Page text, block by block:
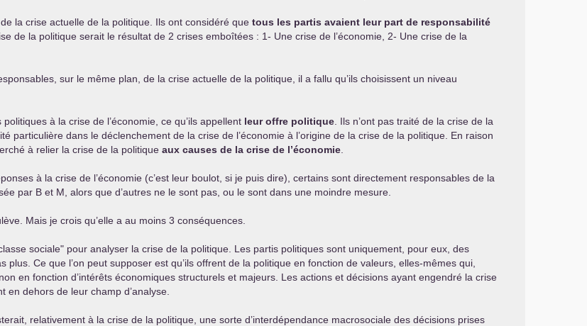
la crise actuelle de la politique. Ils ont considéré que tous les partis avaient leur part de responsabilité
de la politique serait le résultat de 2 crises emboîtées : 1- Une crise de l’économie, 2- Une crise de la
sur le même plan, de la crise actuelle de la politique, il a fallu qu’ils choisissent un niveau
politiques à la crise de l’économie, ce qu’ils appellent leur offre politique . Ils n’ont pas traité de la crise de la
particulière dans le déclenchement de la crise de l’économie à l’origine de la crise de la politique. En raison
à relier la crise de la politique aux causes de la crise de l’économie
à la crise de l’économie (c’est leur boulot, si je puis dire), certains sont directement responsables de la
par B et M, alors que d’autres ne le sont pas, ou le sont dans une moindre mesure.
Mais je crois qu’elle a au moins 3 conséquences.
sociale" pour analyser la crise de la politique. Les partis politiques sont uniquement, pour eux, des
Ce que l’on peut supposer est qu’ils offrent de la politique en fonction de valeurs, elles-mêmes qui,
en fonction d’intérêts économiques structurels et majeurs. Les actions et décisions ayant engendré la crise
en dehors de leur champ d’analyse.
relativement à la crise de la politique, une sorte d’interdépendance macrosociale des décisions prises